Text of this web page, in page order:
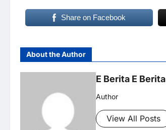
Share on Facebook
About the Author
E Berita E Berita
Author
View All Posts